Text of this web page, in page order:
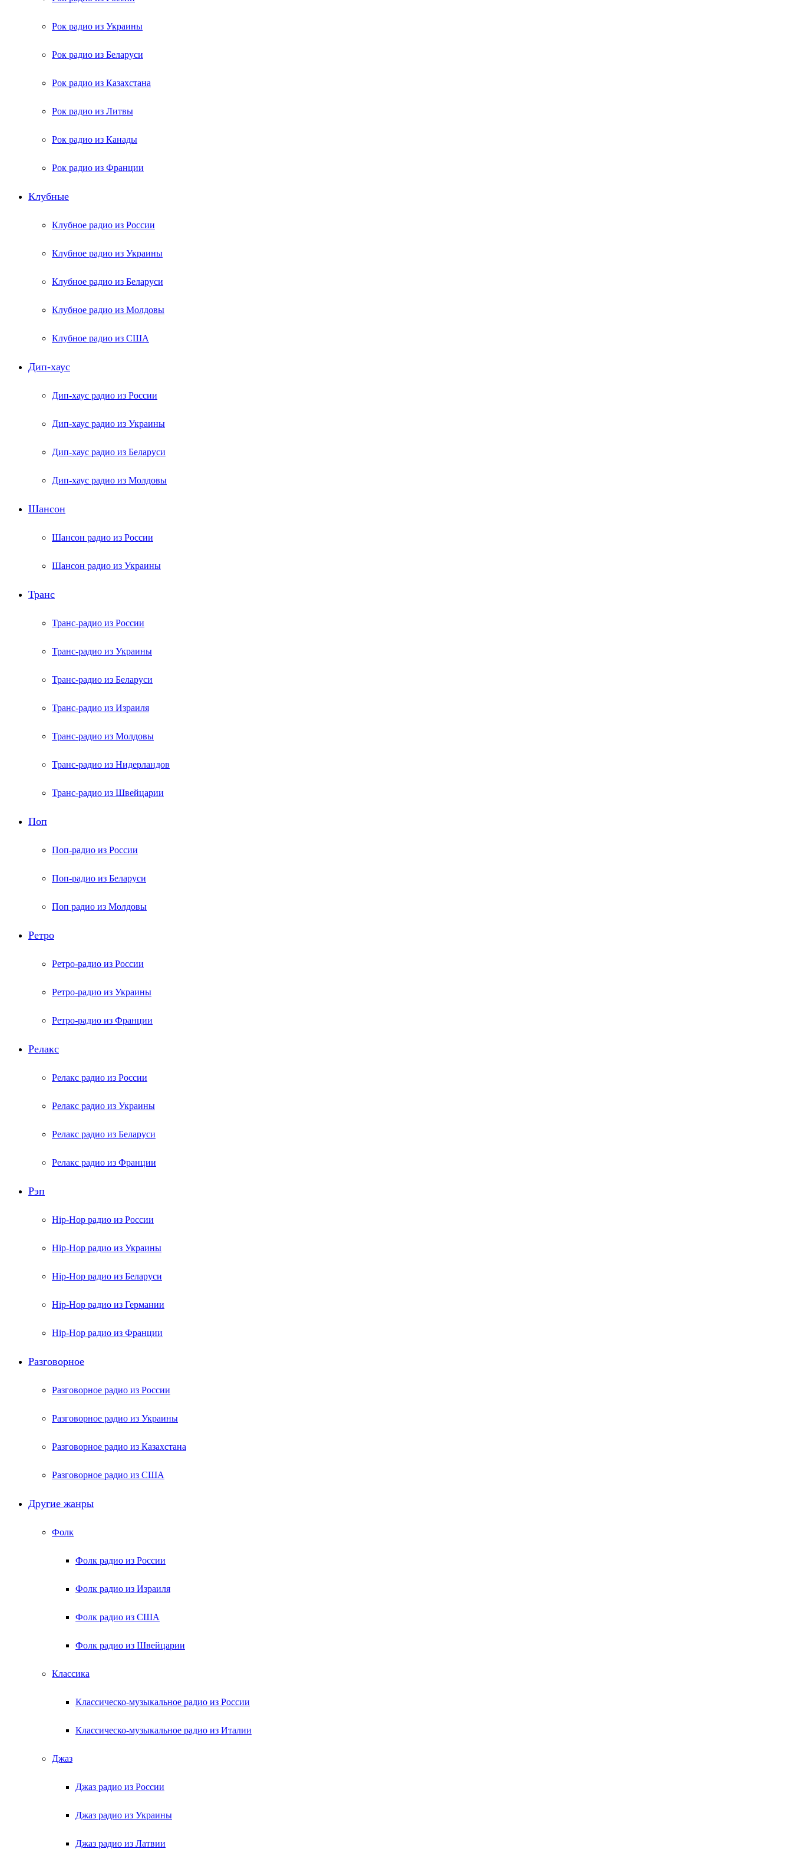
Рок радио из Украины
Рок радио из Беларуси
Рок радио из Казахстана
Рок радио из Литвы
Рок радио из Канады
Рок радио из Франции
Клубные
Клубное радио из России
Клубное радио из Украины
Клубное радио из Беларуси
Клубное радио из Молдовы
Клубное радио из США
Дип-хаус
Дип-хаус радио из России
Дип-хаус радио из Украины
Дип-хаус радио из Беларуси
Дип-хаус радио из Молдовы
Шансон
Шансон радио из России
Шансон радио из Украины
Транс
Транс-радио из России
Транс-радио из Украины
Транс-радио из Беларуси
Транс-радио из Израиля
Транс-радио из Молдовы
Транс-радио из Нидерландов
Транс-радио из Швейцарии
Поп
Поп-радио из России
Поп-радио из Беларуси
Поп радио из Молдовы
Ретро
Ретро-радио из России
Ретро-радио из Украины
Ретро-радио из Франции
Релакс
Релакс радио из России
Релакс радио из Украины
Релакс радио из Беларуси
Релакс радио из Франции
Рэп
Hip-Hop радио из России
Hip-Hop радио из Украины
Hip-Hop радио из Беларуси
Hip-Hop радио из Германии
Hip-Hop радио из Франции
Разговорное
Разговорное радио из России
Разговорное радио из Украины
Разговорное радио из Казахстана
Разговорное радио из США
Другие жанры
Фолк
Фолк радио из России
Фолк радио из Израиля
Фолк радио из США
Фолк радио из Швейцарии
Классика
Классическо-музыкальное радио из России
Классическо-музыкальное радио из Италии
Джаз
Джаз радио из России
Джаз радио из Украины
Джаз радио из Латвии